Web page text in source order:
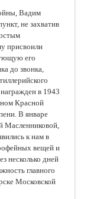
Вадим
не захватив
присвоили
его
до звонка,
в 1943
Красной
В январе
Масленниковой,
к нам в
вещей и
несколько дней
главного
Московской